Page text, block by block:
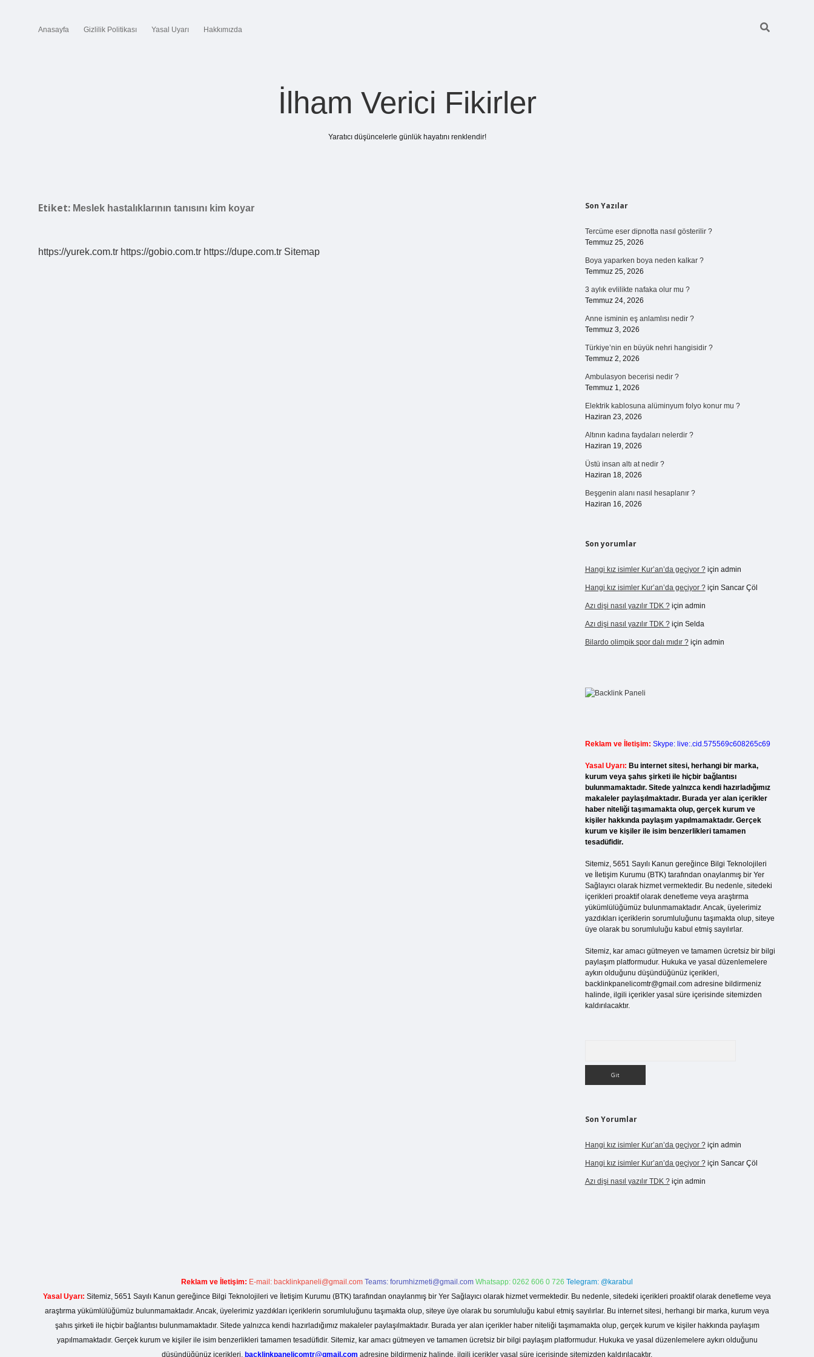
Anasayfa Gizlilik Politikası Yasal Uyarı Hakkımızda
İlham Verici Fikirler
Yaratıcı düşüncelerle günlük hayatını renklendir!
Etiket: Meslek hastalıklarının tanısını kim koyar
https://yurek.com.tr https://gobio.com.tr https://dupe.com.tr Sitemap
Sidebar
Son Yazılar
Tercüme eser dipnotta nasıl gösterilir ?
Temmuz 25, 2026
Boya yaparken boya neden kalkar ?
Temmuz 25, 2026
3 aylık evlilikte nafaka olur mu ?
Temmuz 24, 2026
Anne isminin eş anlamlısı nedir ?
Temmuz 3, 2026
Türkiye’nin en büyük nehri hangisidir ?
Temmuz 2, 2026
Ambulasyon becerisi nedir ?
Temmuz 1, 2026
Elektrik kablosuna alüminyum folyo konur mu ?
Haziran 23, 2026
Altının kadına faydaları nelerdir ?
Haziran 19, 2026
Üstü insan altı at nedir ?
Haziran 18, 2026
Beşgenin alanı nasıl hesaplanır ?
Haziran 16, 2026
Son yorumlar
Hangi kız isimler Kur’an’da geçiyor ?için admin
Hangi kız isimler Kur’an’da geçiyor ?için Sancar Çöl
Azı dişi nasıl yazılır TDK ?için admin
Azı dişi nasıl yazılır TDK ?için Selda
Bilardo olimpik spor dalı mıdır ?için admin
Reklam ve İletişim: Skype: live:.cid.575569c608265c69
Yasal Uyarı: Bu internet sitesi, herhangi bir marka,
kurum veya şahıs şirketi ile hiçbir bağlantısı
bulunmamaktadır. Sitede yalnızca kendi hazırladığımız
makaleler paylaşılmaktadır. Burada yer alan içerikler
haber niteliği taşımamakta olup, gerçek kurum ve
kişiler hakkında paylaşım yapılmamaktadır. Gerçek
kurum ve kişiler ile isim benzerlikleri tamamen
tesadüfidir.
Sitemiz, 5651 Sayılı Kanun gereğince Bilgi Teknolojileri
ve İletişim Kurumu (BTK) tarafından onaylanmış bir Yer
Sağlayıcı olarak hizmet vermektedir. Bu nedenle, sitedeki
içerikleri proaktif olarak denetleme veya araştırma
yükümlülüğümüz bulunmamaktadır. Ancak, üyelerimiz
yazdıkları içeriklerin sorumluluğunu taşımakta olup, siteye
üye olarak bu sorumluluğu kabul etmiş sayılırlar.
Sitemiz, kar amacı gütmeyen ve tamamen ücretsiz bir bilgi
paylaşım platformudur. Hukuka ve yasal düzenlemelere
aykırı olduğunu düşündüğünüz içerikleri,
backlinkpanelicomtr@gmail.comadresine bildirmeniz
halinde, ilgili içerikler yasal süre içerisinde sitemizden
kaldırılacaktır.
Son Yorumlar
Hangi kız isimler Kur’an’da geçiyor ?için admin
Hangi kız isimler Kur’an’da geçiyor ?için Sancar Çöl
Azı dişi nasıl yazılır TDK ?için admin
Reklam ve İletişim: E-mail: backlinkpaneli@gmail.com Teams: forumhizmeti@gmail.com Whatsapp: 0262 606 0 726 Telegram: @karabul
Yasal Uyarı: Sitemiz, 5651 Sayılı Kanun gereğince Bilgi Teknolojileri ve İletişim Kurumu (BTK) tarafından onaylanmış bir Yer Sağlayıcı olarak hizmet vermektedir. Bu nedenle, sitedeki içerikleri proaktif olarak denetleme veya
araştırma yükümlülüğümüz bulunmamaktadır. Ancak, üyelerimiz yazdıkları içeriklerin sorumluluğunu taşımakta olup, siteye üye olarak bu sorumluluğu kabul etmiş sayılırlar. Bu internet sitesi, herhangi bir marka, kurum veya
şahıs şirketi ile hiçbir bağlantısı bulunmamaktadır. Sitede yalnızca kendi hazırladığımız makaleler paylaşılmaktadır. Burada yer alan içerikler haber niteliği taşımamakta olup, gerçek kurum ve kişiler hakkında paylaşım
yapılmamaktadır. Gerçek kurum ve kişiler ile isim benzerlikleri tamamen tesadüfidir. Sitemiz, kar amacı gütmeyen ve tamamen ücretsiz bir bilgi paylaşım platformudur. Hukuka ve yasal düzenlemelere aykırı olduğunu
düşündüğünüz içerikleri, backlinkpanelicomtr@gmail.com adresine bildirmeniz halinde, ilgili içerikler yasal süre içerisinde sitemizden kaldırılacaktır.